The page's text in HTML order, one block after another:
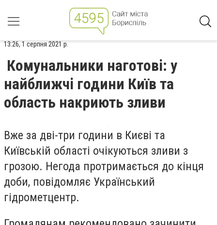
13:26, 1 серпня 2021 р.
Комунальники наготові: у
найближчі години Київ та
область накриють зливи
Вже за дві-три години в Києві та
Київській області очікуються зливи з
грозою. Негода протримається до кінця
доби, повідомляє Український
гідрометцентр.